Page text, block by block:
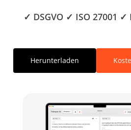
✓ DSGVO ✓ ISO 27001
Herunterladen